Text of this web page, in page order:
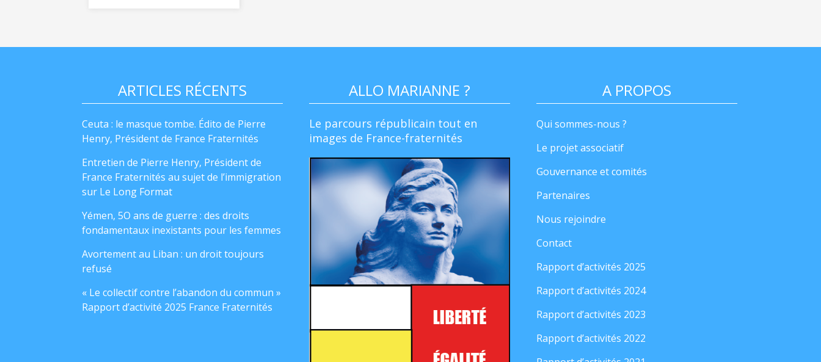
ARTICLES RÉCENTS
Ceuta : le masque tombe. Édito de Pierre
Henry, Président de France Fraternités
Entretien de Pierre Henry, Président de
France Fraternités au sujet de l’immigration
sur Le Long Format
Yémen, 5O ans de guerre : des droits
fondamentaux inexistants pour les femmes
Avortement au Liban : un droit toujours
refusé
« Le collectif contre l’abandon du commun »
Rapport d’activité 2025 France Fraternités
ALLO MARIANNE ?
Le parcours républicain tout en
images de France-fraternités
A PROPOS
Qui sommes-nous ?
Le projet associatif
Gouvernance et comités
Partenaires
Nous rejoindre
Contact
Rapport d’activités 2025
Rapport d’activités 2024
Rapport d’activités 2023
Rapport d’activités 2022